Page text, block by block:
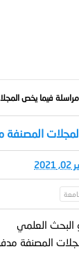
مراسلة فيما يخص
المصنفة
و البحث العلمي
المصنفة